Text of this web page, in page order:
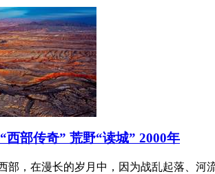
西部传奇” 荒野“读城” 2000年
部，在漫长的岁月中，因为战乱起落、河